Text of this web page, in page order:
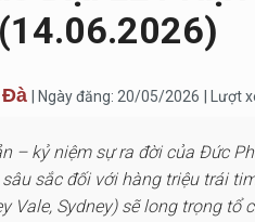
Đà | Ngày đăng: 20/05/2026 | Lượt
– kỷ niệm sự ra đời của Đức
sắc đối với hàng triệu trái
Vale, Sydney) sẽ long trọng